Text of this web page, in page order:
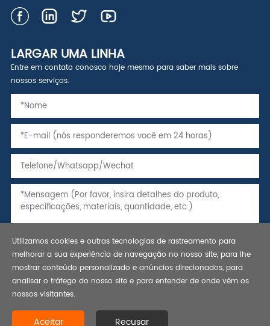
LARGAR UMA LINHA
Entre em contato conosco hoje mesmo para saber mais sobre
nossos serviços.
Copyright © 2021 tubos de aço sem costura, tubos e invólucro, api
Utilizamos cookies e outras tecnologias de rastreamento para
melhorar a sua experiência de navegação no nosso site, para lhe
mostrar conteúdo personalizado e anúncios direcionados, para
analisar o tráfego do nosso site e para entender de onde vêm os
nossos visitantes.
Aceitar Recusar